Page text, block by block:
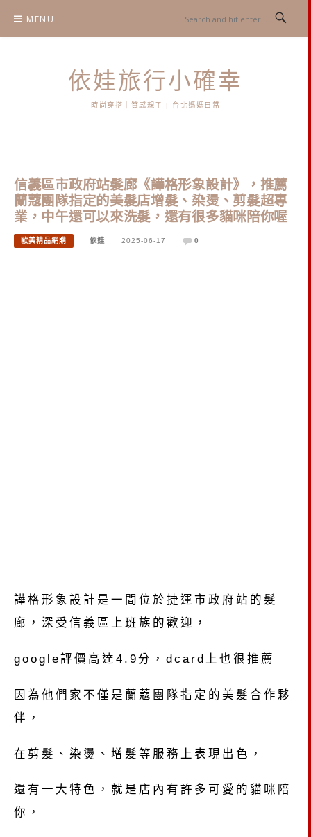
content
MENU
依娃旅行小確幸
時尚穿搭｜質感親子 | 台北媽媽日常
信義區市政府站髮廊《譁格形象設計》，推薦
蘭蔻團隊指定的美髮店增髮、染燙、剪髮超專
業，中午還可以來洗髮，還有很多貓咪陪你喔
歐美精品網購 依娃 2025-06-17 0
譁格形象設計是一間位於捷運市政府站的髮
廊，深受信義區上班族的歡迎，
google評價高達4.9分，dcard上也很推薦
因為他們家不僅是蘭蔻團隊指定的美髮合作夥
伴，
在剪髮、染燙、增髮等服務上表現出色，
還有一大特色，就是店內有許多可愛的貓咪陪
你，